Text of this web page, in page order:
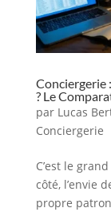
Conciergerie
? Le
par Lucas
Conciergerie
C’est le
côté, l’envie
propre